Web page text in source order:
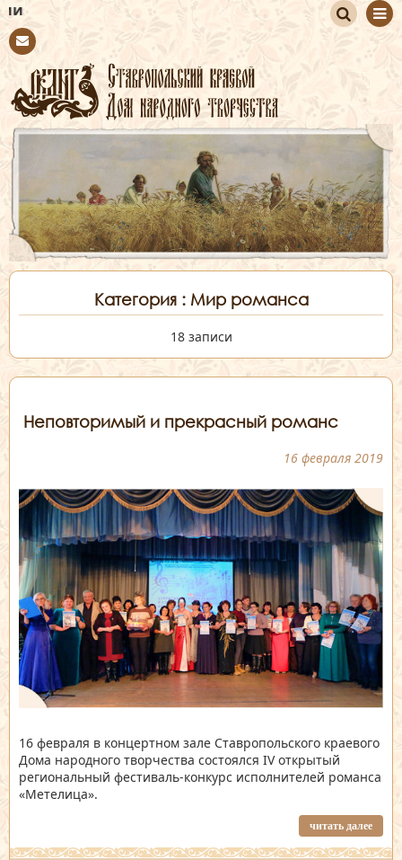
2026 год
tact
иск
Категория : Мир романса
18 записи
Неповторимый и прекрасный романс
16 февраля 2019
16 февраля в концертном зале Ставропольского краевого
Дома народного творчества состоялся IV открытый
региональный фестиваль-конкурс исполнителей романса
«Метелица».
читать далее